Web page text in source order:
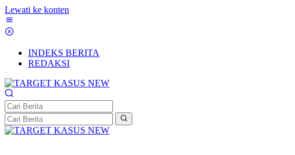
Lewati ke konten
INDEKS BERITA
REDAKSI